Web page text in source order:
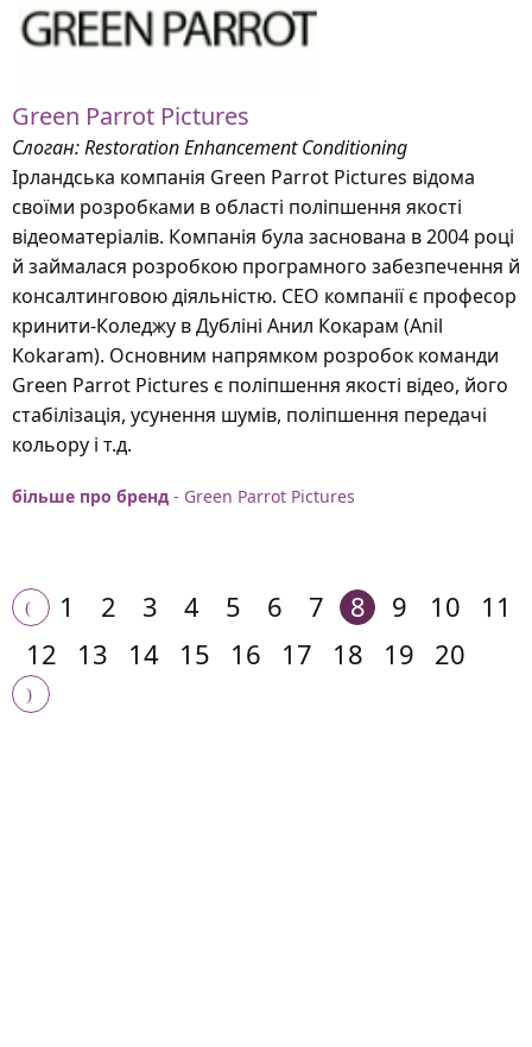
Green Parrot Pictures
Слоган: Restoration Enhancement Conditioning
Ірландська компанія Green Parrot Pictures відома
своїми розробками в області поліпшення якості
відеоматеріалів. Компанія була заснована в 2004 році
й займалася розробкою програмного забезпечення й
консалтинговою діяльністю. СЕО компанії є професор
кринити-Коледжу в Дубліні Анил Кокарам (Anil
Kokaram). Основним напрямком розробок команди
Green Parrot Pictures є поліпшення якості відео, його
стабілізація, усунення шумів, поліпшення передачі
кольору і т.д.
більше про бренд - Green Parrot Pictures
1 2 3 4 5 6 7 8 9 10
11
12
13 14 15 16 17 18 19 20